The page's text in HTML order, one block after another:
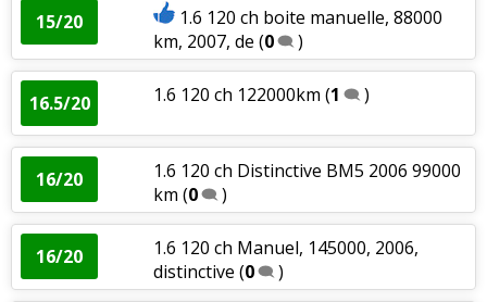
15/20
1.6 120 ch boite manuelle, 88000
km, 2007, de (0 )
16.5/20 1.6 120 ch 122000km (1 )
16/20
1.6 120 ch Distinctive BM5 2006 99000
km (0 )
16/20
1.6 120 ch Manuel, 145000, 2006,
distinctive (0 )